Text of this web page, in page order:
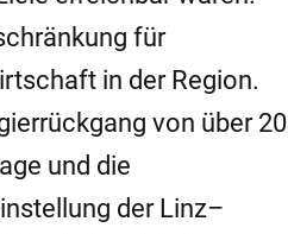
für
in der Region.
von über 20
und die
der Linz–